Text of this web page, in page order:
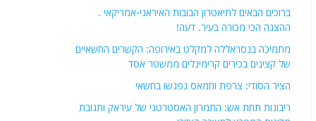
ברוכים הבאים לתיאטרון הבובות האיראני-אמריקאי .
ההצגה הכי מכורה בעיר. דעה!
מתמיכה בנסראללה למקלט באירופה: הקשרים החשאיים
של קצינים בכירים קרימינלים ממשטר אסד
הציר הסודי: צרפת וחמאס נפגשו בחשאי
ריבונות תחת אש: התמרון האסטרטגי של עיראק ותגובת